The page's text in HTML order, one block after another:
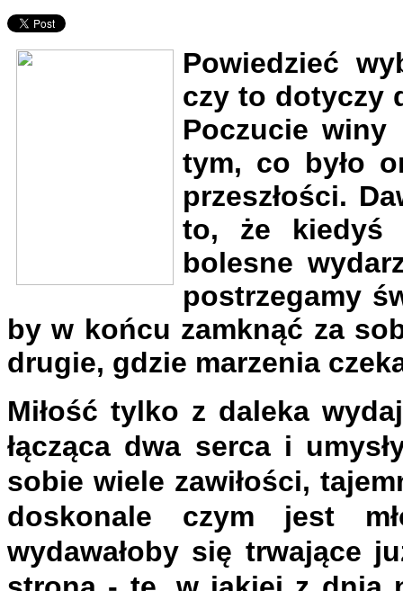
Powiedzieć
czy to dotyczy
Poczucie
tym, co było
przeszłości.
to, że kiedyś
bolesne
postrzegamy
by w końcu zamknąć za
drugie, gdzie marzenia
Miłość tylko z daleka
łącząca dwa serca i
sobie wiele zawiłości,
doskonale czym jest
wydawałoby się trwające